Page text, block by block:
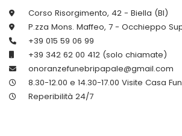
Corso Risorgimento, 42 - Biella (BI)
P.zza Mons. Maffeo, 7 - Occhieppo
+39 015 59 06 99
+39 342 62 00 412 (solo chiamate)
onoranzefunebripapale@gmail.com
8.30-12.00 e 14.30-17.00 Visite Casa
Reperibilità 24/7